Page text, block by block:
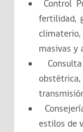
Control
fertilidad,
masivas y
estilos de